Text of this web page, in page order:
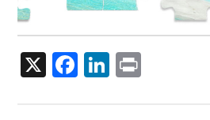
X Facebook
LinkedIn